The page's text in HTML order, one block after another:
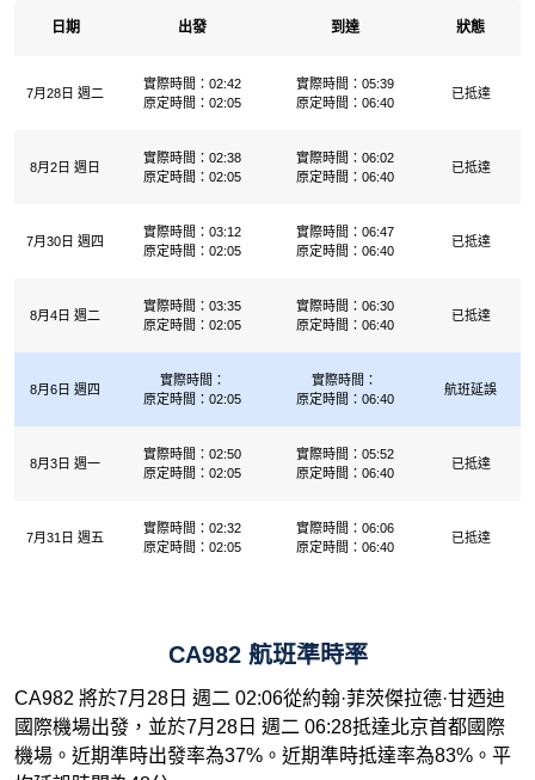
日期 出發 到達 狀態
7月28日 週二
實際時間：02:42
原定時間：02:05
實際時間：05:39
原定時間：06:40
已抵達
8月2日 週日
實際時間：02:38
原定時間：02:05
實際時間：06:02
原定時間：06:40
已抵達
7月30日 週四
實際時間：03:12
原定時間：02:05
實際時間：06:47
原定時間：06:40
已抵達
8月4日 週二
實際時間：03:35
原定時間：02:05
實際時間：06:30
原定時間：06:40
已抵達
8月6日 週四
實際時間：
原定時間：02:05
實際時間：
原定時間：06:40
航班延誤
8月3日 週一
實際時間：02:50
原定時間：02:05
實際時間：05:52
原定時間：06:40
已抵達
7月31日 週五
實際時間：02:32
原定時間：02:05
實際時間：06:06
原定時間：06:40
已抵達
CA982 航班準時率
CA982 將於7月28日 週二 02:06從約翰·菲茨傑拉德·甘迺迪
國際機場出發，並於7月28日 週二 06:28抵達北京首都國際
機場。近期準時出發率為37%。近期準時抵達率為83%。平